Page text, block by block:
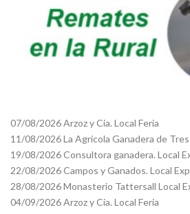
07/08/2026 Arzoz y Cia. Local Feria
11/08/2026 La Agrícola Ganadera de
19/08/2026 Consultora ganadera. Local
22/08/2026 Campos y Ganados. Local
28/08/2026 Monasterio Tattersall Local
04/09/2026 Arzoz y Cia. Local Feria